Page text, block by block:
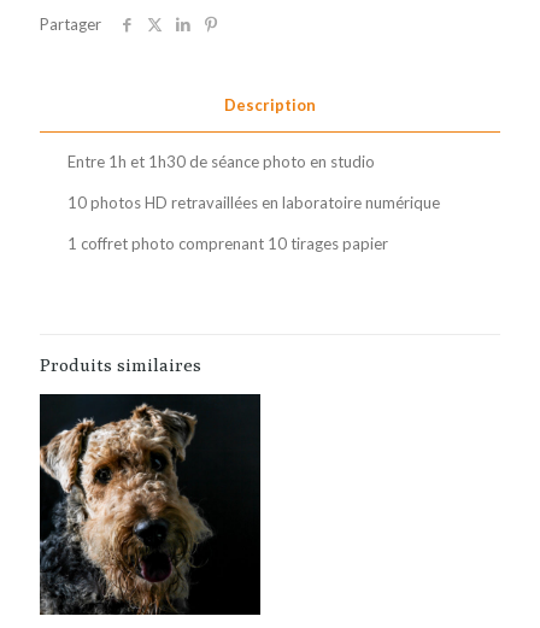
coffret
Partager
Description
Entre 1h et 1h30 de séance photo en studio
10 photos HD retravaillées en laboratoire numérique
1 coffret photo comprenant 10 tirages papier
Produits similaires